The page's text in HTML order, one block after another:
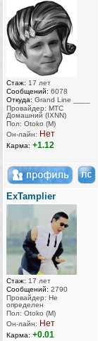
Стаж: 17 лет
Сообщений: 6078
Откуда: Grand Line ____
Провайдер: МТС
Домашний (IXNN)
Пол: Otoko (M)
Он-лайн: Нет
Карма: +1.12
ExTamplier
Стаж: 17 лет
Сообщений: 2790
Провайдер: Не
определен
Пол: Otoko (M)
Он-лайн: Нет
Карма: +0.01